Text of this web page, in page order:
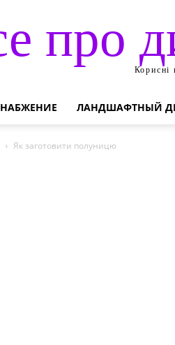
про
Корисні
ЛАНДШАФТНЫЙ
Як заготовити полуницю